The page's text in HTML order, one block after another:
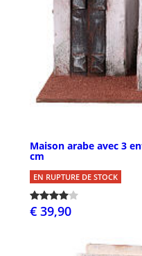
Maison arabe avec 3
cm
EN RUPTURE DE STOCK
€ 39,90